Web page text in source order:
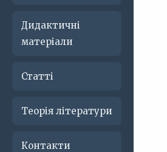
Дидактичні
матеріали
Статті
Теорія літератури
Контакти